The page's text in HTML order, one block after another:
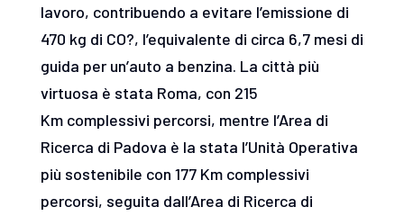
lavoro, contribuendo a evitare l’emissione di
470 kg di CO?, l’equivalente di circa 6,7 mesi di
guida per un’auto a benzina. La città più
virtuosa è stata Roma, con 215
Km complessivi percorsi, mentre l’Area di
Ricerca di Padova è la stata l’Unità Operativa
più sostenibile con 177 Km complessivi
percorsi, seguita dall’Area di Ricerca di